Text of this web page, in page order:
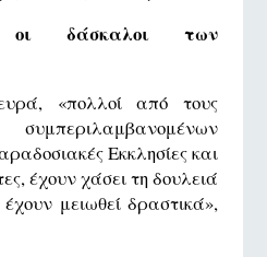
δάσκαλοι των
«πολλοί από τους
Εκκλησίες και
έχουν χάσει τη δουλειά
έχουν μειωθεί δραστικά»,